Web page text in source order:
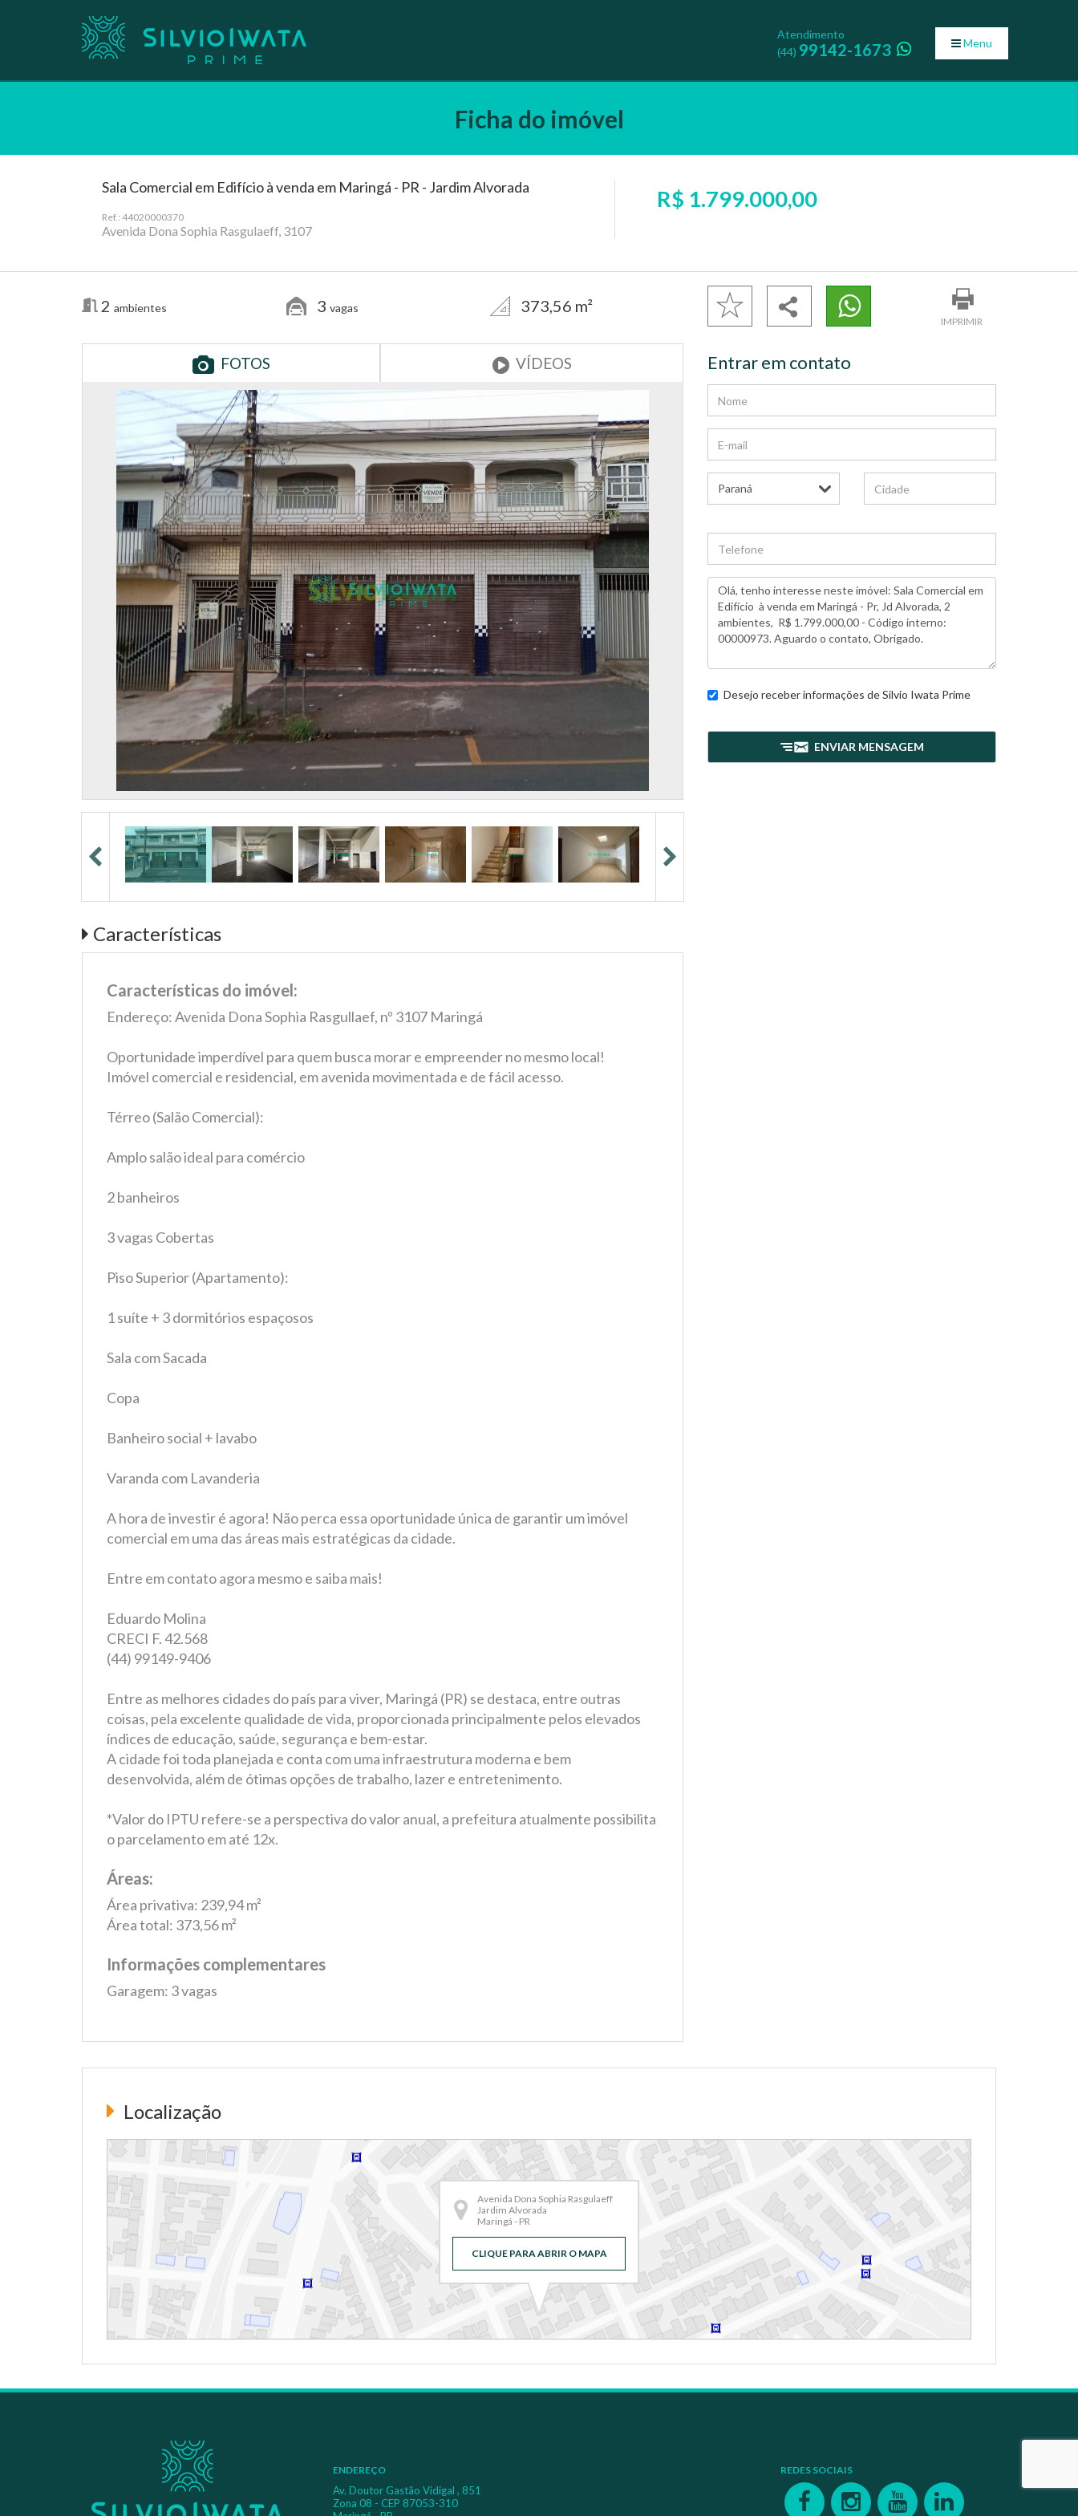
Menu
Atendimento
(44) 99142-1673
Ficha do imóvel
Sala Comercial em Edifício à venda em Maringá - PR - Jardim Alvorada
Ref.: 44020000370
Avenida Dona Sophia Rasgulaeff, 3107
R$ 1.799.000,00
2 ambientes 3 vagas 373,56 m²
FOTOS VÍDEOS
IMPRIMIR
Entrar em contato
Desejo receber informações deSilvio Iwata Prime
ENVIAR MENSAGEM
Características
Características do imóvel:
Endereço: Avenida Dona Sophia Rasgullaef, nº 3107 Maringá
Oportunidade imperdível para quem busca morar e empreender no mesmo local!
Imóvel comercial e residencial, em avenida movimentada e de fácil acesso.
Térreo (Salão Comercial):
Amplo salão ideal para comércio
2 banheiros
3 vagas Cobertas
Piso Superior (Apartamento):
1 suíte + 3 dormitórios espaçosos
Sala com Sacada
Copa
Banheiro social + lavabo
Varanda com Lavanderia
A hora de investir é agora! Não perca essa oportunidade única de garantir um imóvel
comercial em uma das áreas mais estratégicas da cidade.
Entre em contato agora mesmo e saiba mais!
Eduardo Molina
CRECI F. 42.568
(44) 99149-9406
Entre as melhores cidades do país para viver, Maringá (PR) se destaca, entre outras
coisas, pela excelente qualidade de vida, proporcionada principalmente pelos elevados
índices de educação, saúde, segurança e bem-estar.
A cidade foi toda planejada e conta com uma infraestrutura moderna e bem
desenvolvida, além de ótimas opções de trabalho, lazer e entretenimento.
*Valor do IPTU refere-se a perspectiva do valor anual, a prefeitura atualmente possibilita
o parcelamento em até 12x.
Áreas:
Área privativa: 239,94 m²
Área total: 373,56 m²
Informações complementares
Garagem: 3 vagas
Localização
Avenida Dona Sophia Rasgulaeff
Jardim Alvorada
Maringá - PR
CLIQUE PARA ABRIR O MAPA
ENDEREÇO
Av. Doutor Gastão Vidigal , 851
Zona 08 - CEP 87053-310
REDES SOCIAIS